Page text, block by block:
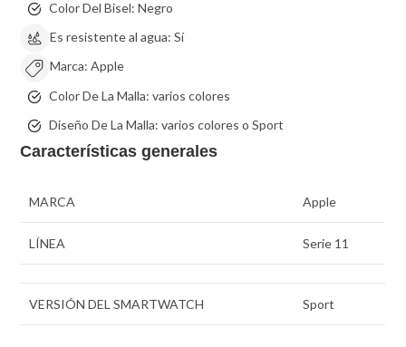
Color Del Bisel: Negro
Es resistente al agua: Sí
Marca: Apple
Color De La Malla: varios colores
Diseño De La Malla: varios colores oSport
Características generales
MARCA Apple
LÍNEA Serie 11
VERSIÓN DEL SMARTWATCH Sport